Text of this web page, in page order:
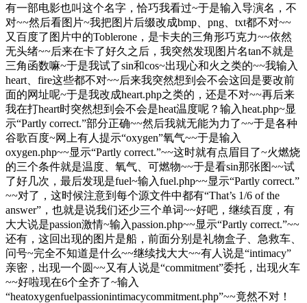
有一部电影也叫这个名字，恰巧我看过~于是输入导演名，不
对~~然后看图片~我把图片后缀改成bmp、png、txt都不对~~
又百度了图片中的Toblerone，是卡夫的三角形巧克力~~依然
无头绪~~后来在卡了好久之后，我突然发现图片名tan不就是
三角函数嘛~于是我试了sin和cos~出现心和火之类的~~我输入
heart、fire这些都不对~~后来我突然想到会不会这回是要改前
面的网址呢~于是我改成heart.php之类的，还是不对~~再后来
我在打heart时突然想到会不会是heat温度呢？输入heat.php~显
示“Partly correct.”部分正确~~然后我就无能为力了~~于是各种
谷歌百度~网上有人提示“oxygen”氧气~~于是输入
oxygen.php~~显示“Partly correct.”~~这时就有点眉目了~火燃烧
的三个条件就是温度、氧气、可燃物~~于是看sin那张图~~试
了好几次，最后发现是fuel~输入fuel.php~~显示“Partly correct.”
~~对了，这时候注意到每个源文件中都有“That’s 1/6 of the
answer”，也就是说我们还少三个单词~~好吧，继续百度，有
大大说是passion激情~输入passion.php~~显示“Partly correct.”~~
还有，这回出现的图片是船，前面分别是礼物盒子、急救车、
问号~完全不知道是什么~~继续找大大~~有人说是“intimacy”
亲密，出现一个圆~~又有人说是“commitment”委托，出现火车
~~好啦现在6个全齐了~输入
“heatoxygenfuelpassionintimacycommitment.php”~~竟然不对！